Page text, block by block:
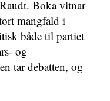
Boka vitnar
mangfald i
både til partiet
og
tar debatten, og